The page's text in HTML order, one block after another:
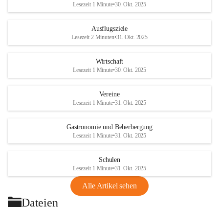
Lesezeit 1 Minute•30. Okt. 2025
Ausflugsziele
Lesezeit 2 Minuten•31. Okt. 2025
Wirtschaft
Lesezeit 1 Minute•30. Okt. 2025
Vereine
Lesezeit 1 Minute•31. Okt. 2025
Gastronomie und Beherbergung
Lesezeit 1 Minute•31. Okt. 2025
Schulen
Lesezeit 1 Minute•31. Okt. 2025
Alle Artikel sehen
Dateien